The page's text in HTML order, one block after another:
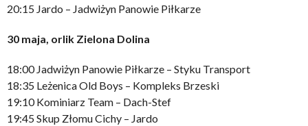
20:15 Jardo – Jadwiżyn Panowie Piłkarze
30 maja, orlik Zielona Dolina
18:00 Jadwiżyn Panowie Piłkarze – Styku Transport
18:35 Leżenica Old Boys – Kompleks Brzeski
19:10 Kominiarz Team – Dach-Stef
19:45 Skup Złomu Cichy – Jardo